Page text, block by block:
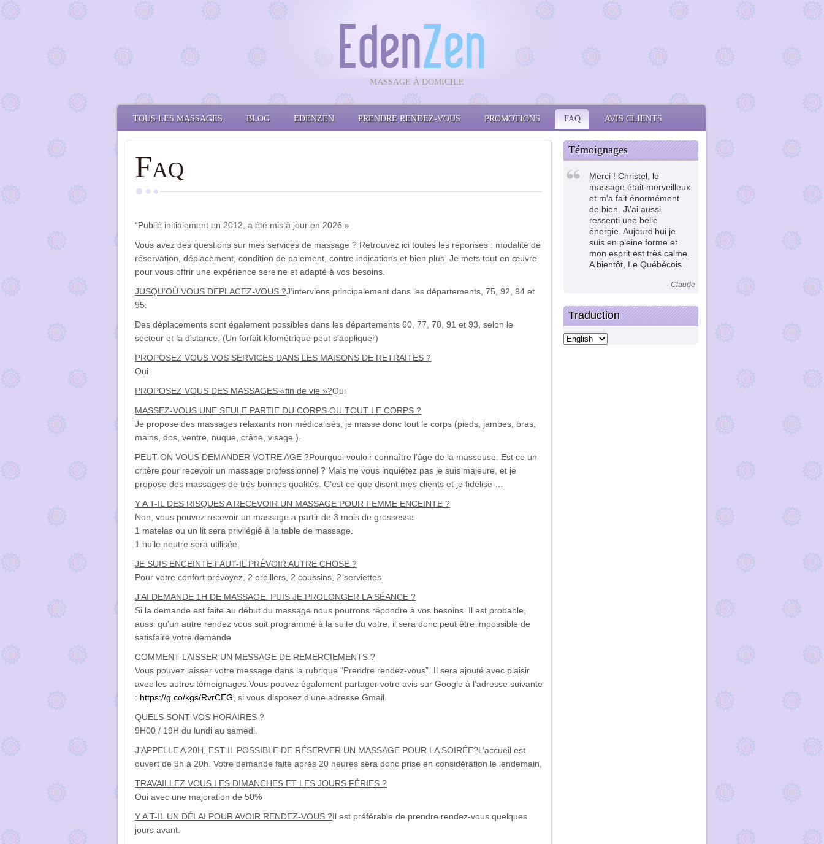
MASSAGE À DOMICILE
TOUS LES MASSAGES BLOG EDENZEN PRENDRE RENDEZ-VOUS PROMOTIONS FAQ AVIS CLIENTS
FAQ
“Publié initialement en 2012, a été mis à jour en 2026 »
Vous avez des questions sur mes services de massage ? Retrouvez ici toutes les réponses : modalité de
réservation, déplacement, condition de paiement, contre indications et bien plus. Je mets tout en œuvre
pour vous offrir une expérience sereine et adapté à vos besoins.
JUSQU’OÙ VOUS DEPLACEZ-VOUS ?J’interviens principalement dans les départements, 75, 92, 94 et
95.
Des déplacements sont également possibles dans les départements 60, 77, 78, 91 et 93, selon le
secteur et la distance. (Un forfait kilométrique peut s’appliquer)
PROPOSEZ VOUS VOS SERVICES DANS LES MAISONS DE RETRAITES ?
Oui
PROPOSEZ VOUS DES MASSAGES «fin de vie »?Oui
MASSEZ-VOUS UNE SEULE PARTIE DU CORPS OU TOUT LE CORPS ?
Je propose des massages relaxants non médicalisés, je masse donc tout le corps (pieds, jambes, bras,
mains, dos, ventre, nuque, crâne, visage ).
PEUT-ON VOUS DEMANDER VOTRE AGE ?Pourquoi vouloir connaître l’âge de la masseuse. Est ce un
critère pour recevoir un massage professionnel ? Mais ne vous inquiétez pas je suis majeure, et je
propose des massages de très bonnes qualités. C’est ce que disent mes clients et je fidélise …
Y A T-IL DES RISQUES A RECEVOIR UN MASSAGE POUR FEMME ENCEINTE ?
Non, vous pouvez recevoir un massage a partir de 3 mois de grossesse
1 matelas ou un lit sera privilégié à la table de massage.
1 huile neutre sera utilisée.
JE SUIS ENCEINTE FAUT-IL PRÉVOIR AUTRE CHOSE ?
Pour votre confort prévoyez, 2 oreillers, 2 coussins, 2 serviettes
J’AI DEMANDE 1H DE MASSAGE. PUIS JE PROLONGER LA SÉANCE ?
Si la demande est faite au début du massage nous pourrons répondre à vos besoins. Il est probable,
aussi qu’un autre rendez vous soit programmé à la suite du votre, il sera donc peut être impossible de
satisfaire votre demande
COMMENT LAISSER UN MESSAGE DE REMERCIEMENTS ?
Vous pouvez laisser votre message dans la rubrique “Prendre rendez-vous”. Il sera ajouté avec plaisir
avec les autres témoignages. Vous pouvez également partager votre avis sur Google à l’adresse suivante
: https://g.co/kgs/RvrCEG , si vous disposez d’une adresse Gmail.
QUELS SONT VOS HORAIRES ?
9H00 / 19H du lundi au samedi.
J’APPELLE A 20H, EST IL POSSIBLE DE RÉSERVER UN MASSAGE POUR LA SOIRÉE?L’accueil est
ouvert de 9h à 20h. Votre demande faite après 20 heures sera donc prise en considération le lendemain,
TRAVAILLEZ VOUS LES DIMANCHES ET LES JOURS FÉRIES ?
Oui avec une majoration de 50%
Y A T-IL UN DÉLAI POUR AVOIR RENDEZ-VOUS ?Il est préférable de prendre rendez-vous quelques
jours avant.
Témoignages
Merci ! Christel, le
massage était merveilleux
et m'a fait énormément
de bien. J\'ai aussi
ressenti une belle
énergie. Aujourd'hui je
suis en pleine forme et
mon esprit est très calme.
A bientôt, Le Québécois..
- Claude
Traduction